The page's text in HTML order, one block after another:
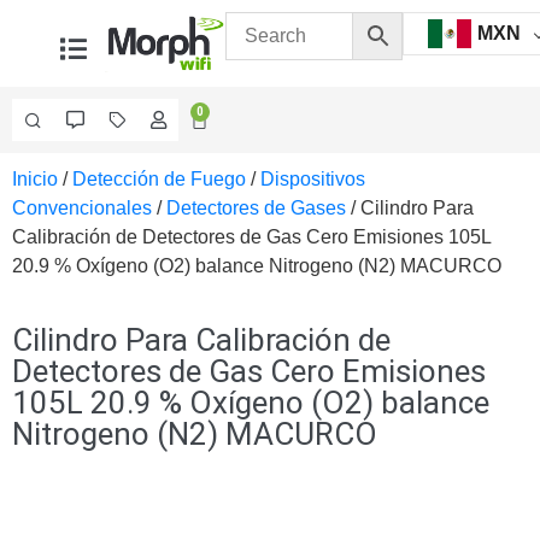
MXN
0
Videovigilancia
Accesorios
Generales
Accesorios
Fibra
Accesorios
para
Computadora
y
SmartphonesCajas
Inicio / Detección de Fuego / Dispositivos
Convencionales / Detectores de Gases / Cilindro Para
Calibración de Detectores de Gas Cero Emisiones 105L
20.9 % Oxígeno (O2) balance Nitrogeno (N2) MACURCO
Cilindro Para Calibración de
Detectores de Gas Cero Emisiones
105L 20.9 % Oxígeno (O2) balance
Nitrogeno (N2) MACURCO